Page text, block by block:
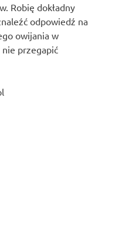
Robię dokładny
odpowiedź na
owijania w
nie przegapić